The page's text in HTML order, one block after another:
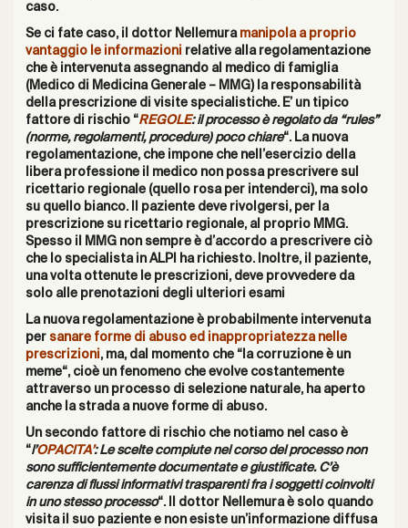
caso.
Se ci fate caso, il dottor Nellemura manipola a proprio
vantaggio le informazioni relative alla regolamentazione
che è intervenuta assegnando al medico di famiglia
(Medico di Medicina Generale – MMG) la responsabilità
della prescrizione di visite specialistiche. E’ un tipico
fattore di rischio “REGOLE: il processo è regolato da “rules”
(norme, regolamenti, procedure) poco chiare“. La nuova
regolamentazione, che impone che nell’esercizio della
libera professione il medico non possa prescrivere sul
ricettario regionale (quello rosa per intenderci), ma solo
su quello bianco. Il
paziente deve rivolgersi, per la
prescrizione su ricettario regionale, al proprio MMG.
Spesso il MMG non sempre è d’accordo a prescrivere ciò
che lo specialista in ALPI ha richiesto. Inoltre, i l paziente,
una volta ottenute le prescrizioni, deve provvedere da
solo alle prenotazioni degli ulteriori esami
La nuova regolamentazione è probabilmente intervenuta
per sanare forme di abuso ed inappropriatezza nelle
prescrizioni, ma, dal momento che “la corruzione è un
meme“, cioè un fenomeno che evolve costantemente
attraverso un processo di selezione naturale, ha aperto
anche la strada a nuove forme di abuso.
Un secondo fattore di rischio che notiamo nel caso è
“l’OPACITA’: Le scelte compiute nel corso del processo non
sono sufficientemente documentate e giustificate. C’è
carenza di flussi informativi trasparenti fra i soggetti coinvolti
in uno stesso processo“. Il dottor Nellemura è solo quando
visita il suo paziente e non esiste un’informazione diffusa